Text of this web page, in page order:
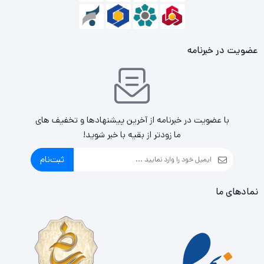
OSD، زاویه دید افقی و عمودی ۱۷۸ درجه، دو عدد بلندگوی
عضویت در خبرنامه
با عضویت در خبرنامه از آخرین پیشنهادها و تخفیف های
ما زودتر از بقیه با خبر شوید!
ثبت‌نام
نمادهای ما